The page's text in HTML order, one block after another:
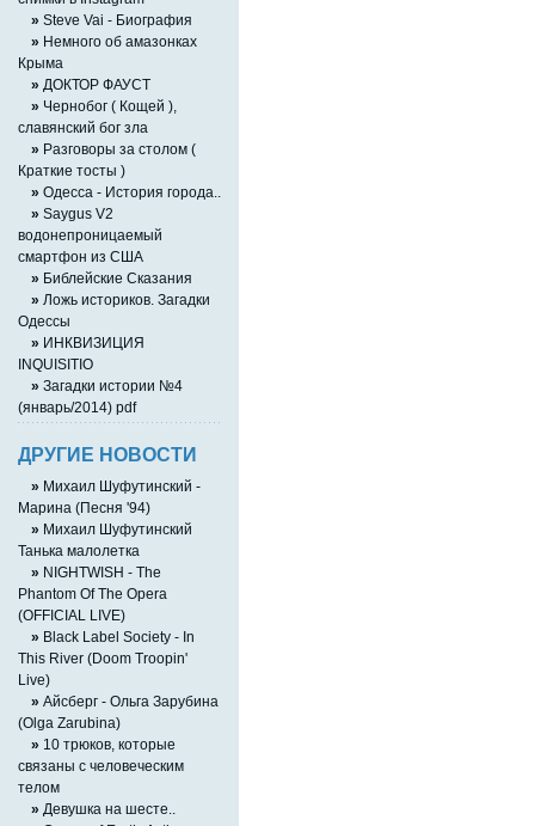
» Steve Vai - Биография
» Немного об амазонках
Крыма
» ДОКТОР ФАУСТ
» Чернобог ( Кощей ),
славянский бог зла
» Разговоры за столом (
Краткие тосты )
» Одесса - История города..
» Saygus V2
водонепроницаемый
смартфон из США
» Библейские Сказания
» Ложь историков. Загадки
Одессы
» ИНКВИЗИЦИЯ
INQUISITIO
» Загадки истории №4
(январь/2014) pdf
ДРУГИЕ НОВОСТИ
» Михаил Шуфутинский -
Марина (Песня '94)
» Михаил Шуфутинский
Танька малолетка
» NIGHTWISH - The
Phantom Of The Opera
(OFFICIAL LIVE)
» Black Label Society - In
This River (Doom Troopin'
Live)
» Айсберг - Ольга Зарубина
(Olga Zarubina)
» 10 трюков, которые
связаны с человеческим
телом
» Девушка на шесте..